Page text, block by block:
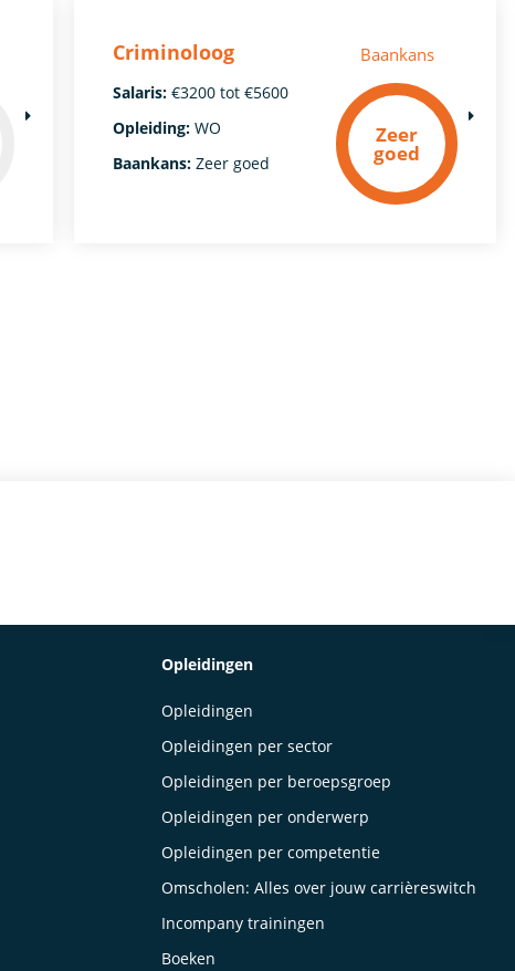
Criminoloog
Salaris: €3200 tot €5600
Opleiding: WO
Baankans: Zeer goed
Baankans
Zeer
goed
Opleidingen
Opleidingen
Opleidingen per sector
Opleidingen per beroepsgroep
Opleidingen per onderwerp
Opleidingen per competentie
Omscholen: Alles over jouw carrièreswitch
Incompany trainingen
Boeken